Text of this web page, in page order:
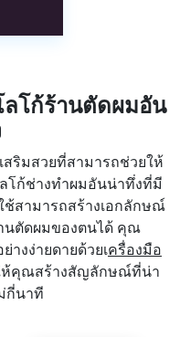
ลโก้ร้านตัดผมอัน
สริมสวยที่สามารถช่วยให้
โก้ช่างทำผมอันน่าทึ่งที่มี
สามารถสร้างเอกลักษณ์
นตัดผมของตนได้ คุณ
งง่ายดายด้วยเครื่องมือ
ให้คุณสร้างสัญลักษณ์ที่น่า
กี่นาที